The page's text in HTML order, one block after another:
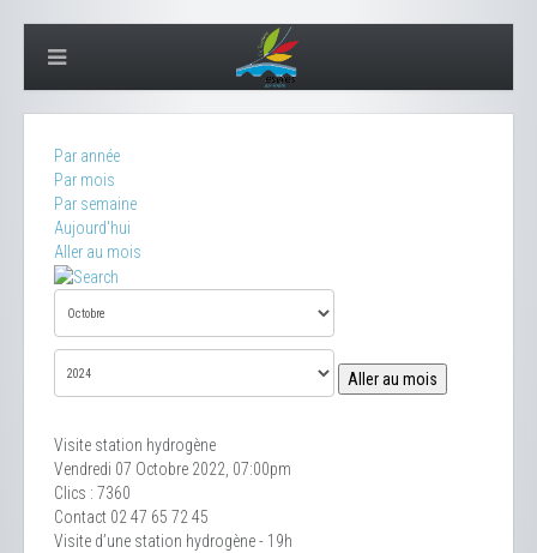
Par année
Par mois
Par semaine
Aujourd'hui
Aller au mois
Aller au mois
Visite station hydrogène
Vendredi 07 Octobre 2022, 07:00pm
Clics : 7360
Contact 02 47 65 72 45
Visite d’une station hydrogène - 19h